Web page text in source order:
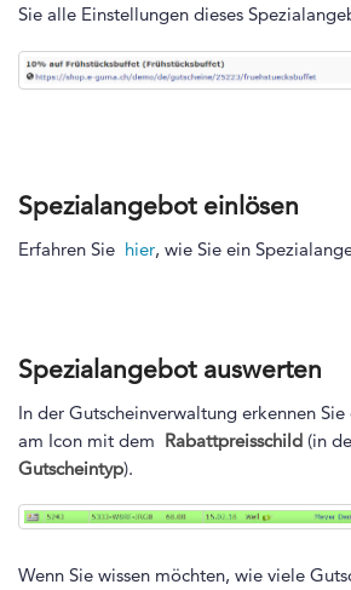
Sie alle Einstellungen dieses
Spezialangebot einlösen
Erfahren Sie hier, wie Sie ein
Spezialangebot auswerten
In der Gutscheinverwaltung erkennen
am Icon mit dem Rabattpreisschild (in
Gutscheintyp).
Wenn Sie wissen möchten, wie viele